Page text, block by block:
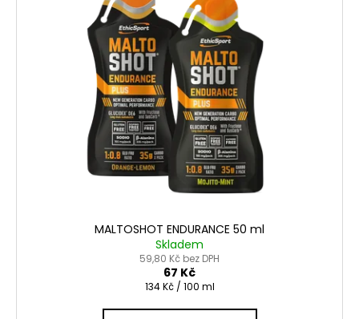
MALTOSHOT ENDURANCE 50 ml
Skladem
59,80 Kč bez DPH
67 Kč
Měrná
134 Kč / 100 ml